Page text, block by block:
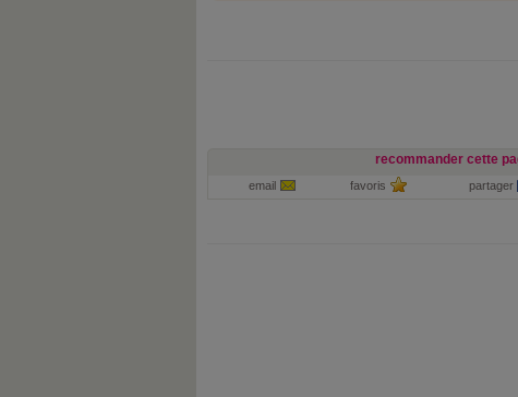
recommander cette
email favoris partager